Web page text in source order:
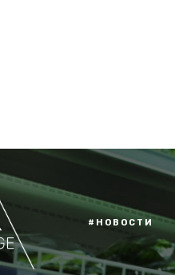
#НОВОСТИ